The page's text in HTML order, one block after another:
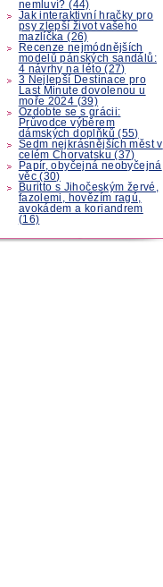
nemluví? (44)
Jak interaktivní hračky pro
psy zlepší život vašeho
mazlíčka (26)
Recenze nejmódnějších
modelů pánských sandálů:
4 návrhy na léto (27)
3 Nejlepší Destinace pro
Last Minute dovolenou u
moře 2024 (39)
Ozdobte se s grácii:
Průvodce výběrem
dámských doplňků (55)
Sedm nejkrásnějších měst v
celém Chorvatsku (37)
Papír, obyčejná neobyčejná
věc (30)
Buritto s Jihočeským žervé,
fazolemi, hovězím ragú,
avokádem a koriandrem
(16)